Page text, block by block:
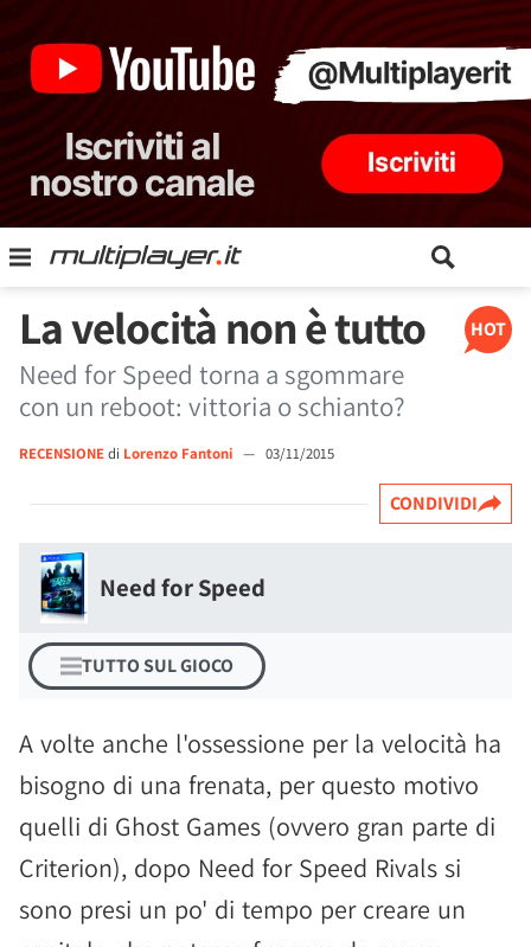
HOT
La velocità non è tutto
Need for Speed torna a sgommare
con un reboot: vittoria o schianto?
RECENSIONEdi Lorenzo Fantoni — 03/11/2015
CONDIVIDI
Need for Speed
TUTTO SUL GIOCO
A volte anche l'ossessione per la velocità ha
bisogno di una frenata, per questo motivo
quelli di Ghost Games (ovvero gran parte di
Criterion), dopo Need for Speed Rivals si
sono presi un po' di tempo per creare un